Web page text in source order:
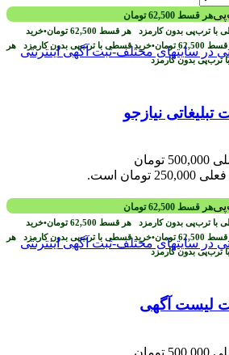
هر قسط 62,500 تومان
با ترب‌پی بدون کارمزد هر قسط 62,500 تومان•خرید
قسط 62,500 تومان•خرید قسطی با ترب‌پی بدون کارمزد هر
ترب‌پی بدون کارمزد
نیازجو
قیمت اصلی 500,000 تومان
تومان است.
هر قسط 62,500 تومان
با ترب‌پی بدون کارمزد هر قسط 62,500 تومان•خرید
قسط 62,500 تومان•خرید قسطی با ترب‌پی بدون کارمزد هر
ترب‌پی بدون کارمزد
لیست آگهی
قیمت اصلی 500,000 تومان